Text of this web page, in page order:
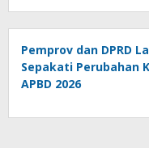
Pemprov dan DPRD
Sepakati Perubahan
APBD 2026